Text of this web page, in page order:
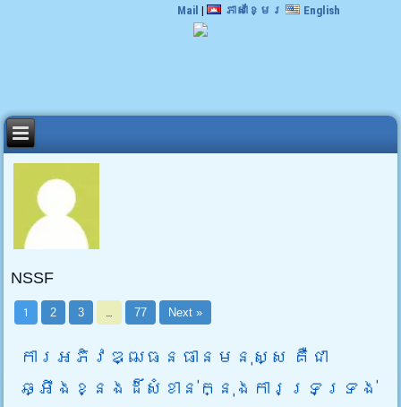
Mail | ភាសាខ្មែរ English
NSSF
1 2 3 … 77 Next »
ការអភិវឌ្ឍធនធានមនុស្ស គឺជា
ឆ្អឹងខ្នងដ៏សំខាន់ក្នុងការទ្រទ្រង់